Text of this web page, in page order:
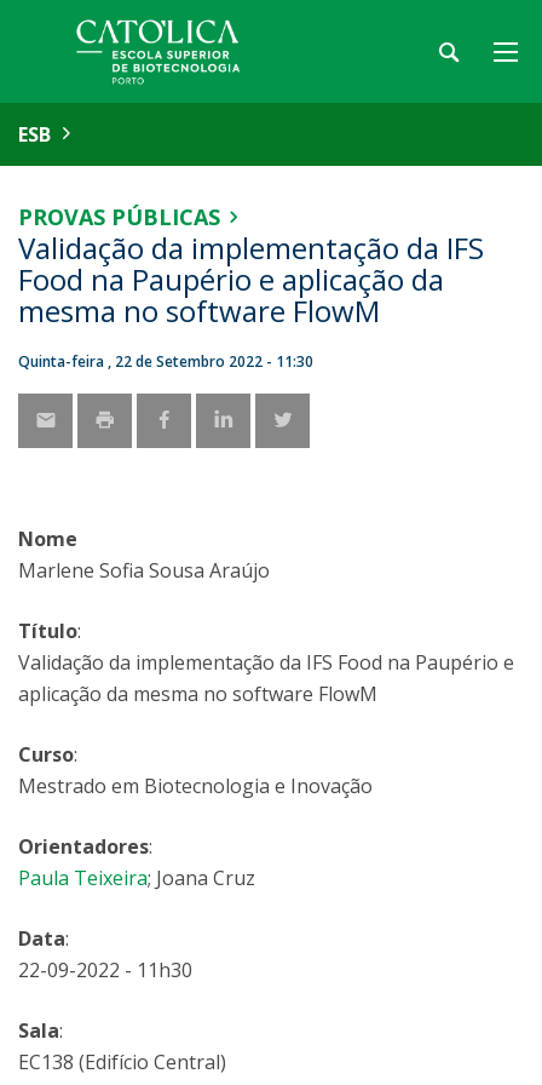
ESB
PROVAS PÚBLICAS
Validação da implementação da IFS
Food na Paupério e aplicação da
mesma no software FlowM
Quinta-feira , 22 de Setembro 2022 - 11:30
Nome
Marlene Sofia Sousa Araújo
Título:
Validação da implementação da IFS Food na Paupério e
aplicação da mesma no software FlowM
Curso:
Mestrado em Biotecnologia e Inovação
Orientadores:
Paula Teixeira; Joana Cruz
Data:
22-09-2022 - 11h30
Sala:
EC138 (Edifício Central)